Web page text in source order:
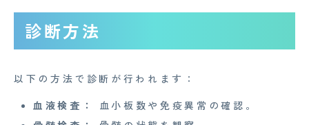
診断方法
以下の方法で診断が行われます：
血液検査：
血小板数や免疫異常の確認。
企業概要